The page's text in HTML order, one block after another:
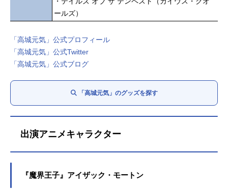
ールズ）
「高城元気」公式プロフィール
「高城元気」公式Twitter
「高城元気」公式ブログ
「高城元気」のグッズを探す
出演アニメキャラクター
『魔界王子』アイザック・モートン